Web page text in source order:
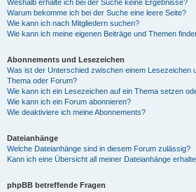
Weshalb erhalte ich bei der Suche keine Ergebnisse?
Warum bekomme ich bei der Suche eine leere Seite?
Wie kann ich nach Mitgliedern suchen?
Wie kann ich meine eigenen Beiträge und Themen
Abonnements und Lesezeichen
Was ist der Unterschied zwischen einem Lesezeichen
Thema oder Forum?
Wie kann ich ein Lesezeichen auf ein Thema setzen
Wie kann ich ein Forum abonnieren?
Wie deaktiviere ich meine Abonnements?
Dateianhänge
Welche Dateianhänge sind in diesem Forum zulässig?
Kann ich eine Übersicht all meiner Dateianhänge
phpBB betreffende Fragen